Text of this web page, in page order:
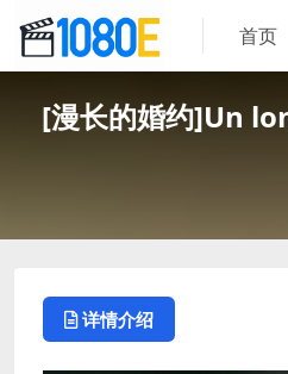
首页
[漫长的婚约]Un
详情介绍